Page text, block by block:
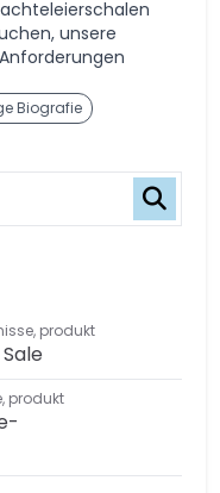
unsere
Biografie
, produkt
, produkt